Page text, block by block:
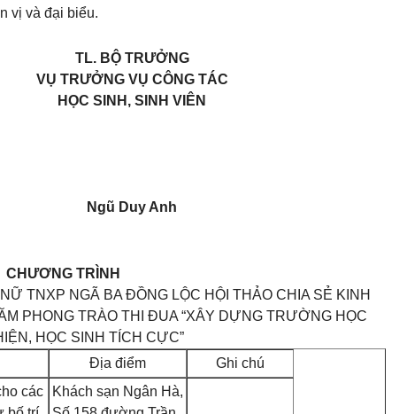
vị và đại biểu.
TL. BỘ TRƯỞNG
VỤ TRƯỞNG VỤ CÔNG TÁC
HỌC SINH, SINH VIÊN
Ngũ Duy Anh
CHƯƠNG TRÌNH
TNXP NGÃ BA ĐỒNG LỘC HỘI THẢO CHIA SẺ KINH
PHONG TRÀO THI ĐUA “XÂY DỰNG TRƯỜNG HỌC
HỌC SINH TÍCH CỰC”
Địa điểm Ghi chú
các
Khách sạn Ngân Hà,